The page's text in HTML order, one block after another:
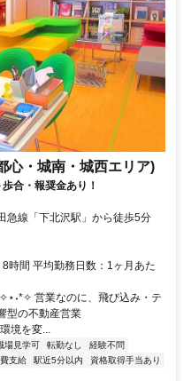
心・城南・城西エリア)
合・報奨金あり！
急線「下北沢駅」から徒歩5分
時間 平均勤務日数：1ヶ月あた
営業なのに、飛び込み・テ
型の不動産営業
境を変...
場見学可 転勤なし
経験不問
支給 駅近5分以内
資格取得手当あり